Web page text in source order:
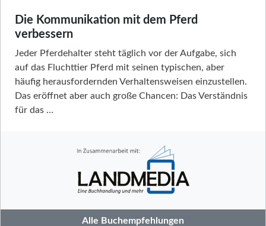
Die Kommunikation mit dem Pferd
verbessern
Jeder Pferdehalter steht täglich vor der Aufgabe, sich
auf das Fluchttier Pferd mit seinen typischen, aber
häufig herausfordernden Verhaltensweisen einzustellen.
Das eröffnet aber auch große Chancen: Das Verständnis
für das …
Alle Buchempfehlungen